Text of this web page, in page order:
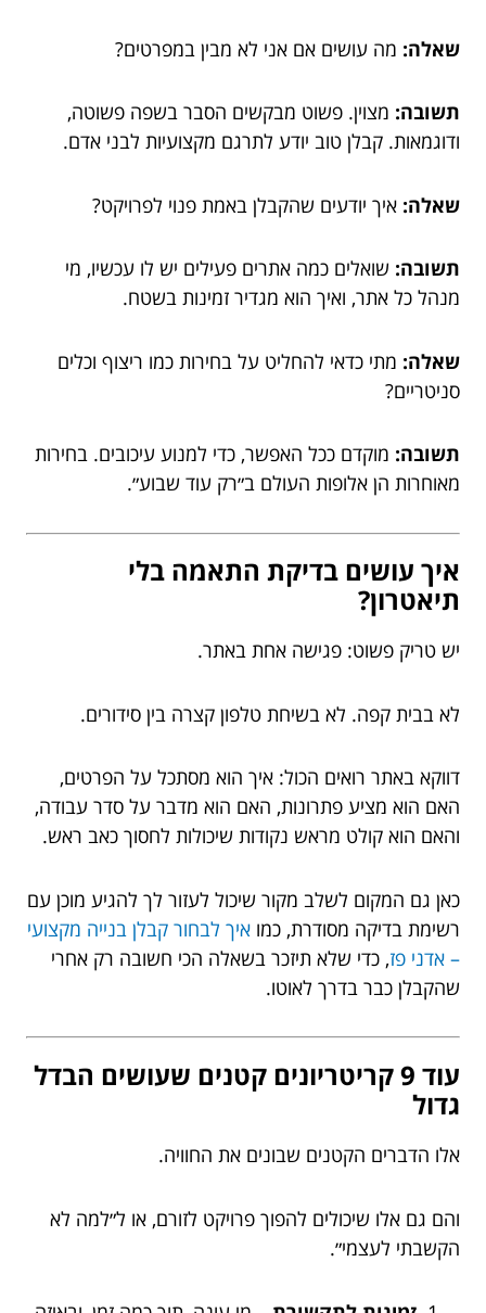
שאלה: מה עושים אם אני לא מבין במפרטים?
תשובה: מצוין. פשוט מבקשים הסבר בשפה פשוטה,
ודוגמאות. קבלן טוב יודע לתרגם מקצועיות לבני אדם.
שאלה: איך יודעים שהקבלן באמת פנוי לפרויקט?
תשובה: שואלים כמה אתרים פעילים יש לו עכשיו, מי
מנהל כל אתר, ואיך הוא מגדיר זמינות בשטח.
שאלה: מתי כדאי להחליט על בחירות כמו ריצוף וכלים
סניטריים?
תשובה: מוקדם ככל האפשר, כדי למנוע עיכובים. בחירות
מאוחרות הן אלופות העולם ב״רק עוד שבוע״.
איך עושים בדיקת התאמה בלי
תיאטרון?
יש טריק פשוט: פגישה אחת באתר.
לא בבית קפה. לא בשיחת טלפון קצרה בין סידורים.
דווקא באתר רואים הכול: איך הוא מסתכל על הפרטים,
האם הוא מציע פתרונות, האם הוא מדבר על סדר עבודה,
והאם הוא קולט מראש נקודות שיכולות לחסוך כאב ראש.
כאן גם המקום לשלב מקור שיכול לעזור לך להגיע מוכן עם
רשימת בדיקה מסודרת, כמו איך לבחור קבלן בנייה מקצועי
– אדני פז, כדי שלא תיזכר בשאלה הכי חשובה רק אחרי
שהקבלן כבר בדרך לאוטו.
עוד 9 קריטריונים קטנים שעושים הבדל
גדול
אלו הדברים הקטנים שבונים את החוויה.
והם גם אלו שיכולים להפוך פרויקט לזורם, או ל״למה לא
הקשבתי לעצמי״.